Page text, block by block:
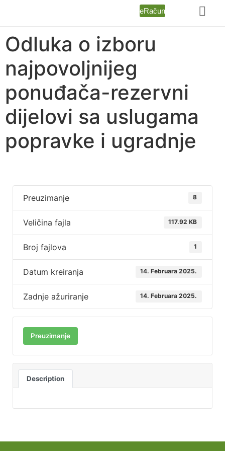
eRačun
Odluka o izboru
najpovoljnijeg
ponuđača-rezervni
dijelovi sa uslugama
popravke i ugradnje
Preuzimanje 8
Veličina fajla 117.92 KB
Broj fajlova 1
Datum kreiranja 14. Februara 2025.
Zadnje ažuriranje 14. Februara 2025.
Preuzimanje
Description